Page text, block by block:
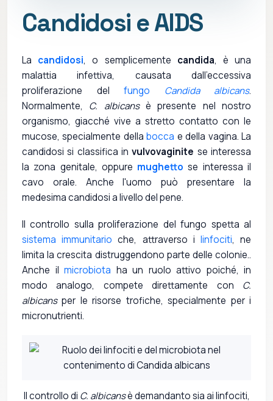
Candidosi e AIDS
La candidosi, o semplicemente candida, è una
malattia infettiva, causata dall'eccessiva
proliferazione del fungo Candida albicans.
Normalmente, C. albicansè presente nel nostro
organismo, giacché vive a stretto contatto con le
mucose, specialmente dellabocca e della vagina. La
candidosi si classifica invulvovaginite se interessa
la zona genitale, oppure mughetto se interessa il
cavo orale. Anche l'uomo può presentare la
medesima candidosi a livello del pene.
Il controllo sulla proliferazione del fungo spetta al
sistema immunitario che, attraverso i linfociti, ne
limita la crescita distruggendono parte delle colonie..
Anche il microbiota ha un ruolo attivo poiché, in
modo analogo, compete direttamente con C.
albicansper le risorse trofiche, specialmente per i
micronutrienti.
Il controllo di C. albicansè demandanto sia ai linfociti,